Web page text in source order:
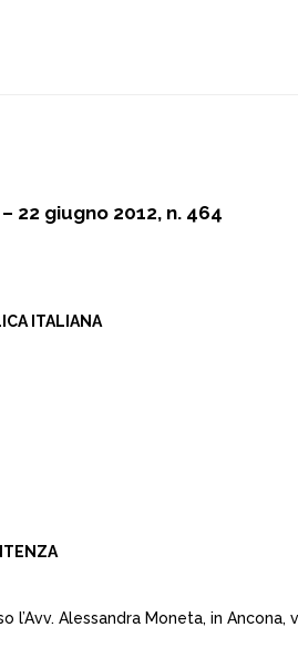
– 22 giugno 2012, n. 464
ITALIANA
Alessandra Moneta, in Ancona,